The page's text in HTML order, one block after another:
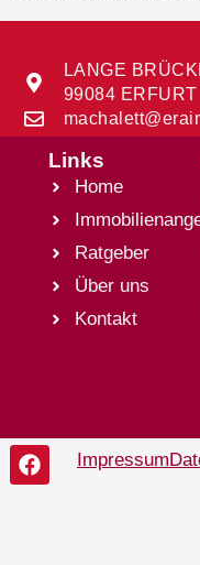
LANGE
99084 ERFURT
Links
Home
Ratgeber
Über uns
Kontakt
Impressum